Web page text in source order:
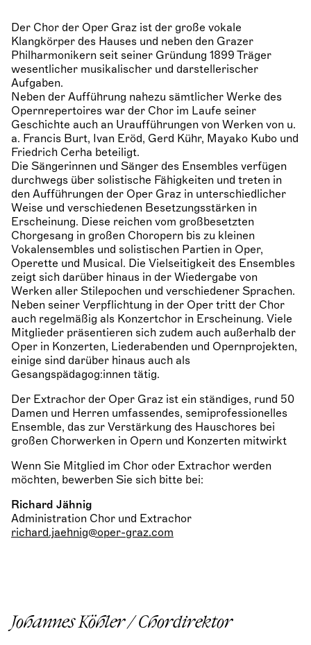
Der Chor der Oper Graz ist der große vokale
Klangkörper des Hauses und neben den Grazer
Philharmonikern seit seiner Gründung 1899 Träger
wesentlicher musikalischer und darstellerischer
Aufgaben.
Neben der Aufführung nahezu sämtlicher Werke des
Opernrepertoires war der Chor im Laufe seiner
Geschichte auch an Uraufführungen von Werken von u.
a. Francis Burt, Ivan Eröd, Gerd Kühr, Mayako Kubo und
Friedrich Cerha beteiligt.
Die Sängerinnen und Sänger des Ensembles verfügen
durchwegs über solistische Fähigkeiten und treten in
den Aufführungen der Oper Graz in unterschiedlicher
Weise und verschiedenen Besetzungsstärken in
Erscheinung. Diese reichen vom großbesetzten
Chorgesang in großen Choropern bis zu kleinen
Vokalensembles und solistischen Partien in Oper,
Operette und Musical. Die Vielseitigkeit des Ensembles
zeigt sich darüber hinaus in der Wiedergabe von
Werken aller Stilepochen und verschiedener Sprachen.
Neben seiner Verpflichtung in der Oper tritt der Chor
auch regelmäßig als Konzertchor in Erscheinung. Viele
Mitglieder präsentieren sich zudem auch außerhalb der
Oper in Konzerten, Liederabenden und Opernprojekten,
einige sind darüber hinaus auch als
Gesangspädagog:innen tätig.
Der Extrachor der Oper Graz ist ein ständiges, rund 50
Damen und Herren umfassendes, semiprofessionelles
Ensemble, das zur Verstärkung des Hauschores bei
großen Chorwerken in Opern und Konzerten mitwirkt
Wenn Sie Mitglied im Chor oder Extrachor werden
möchten, bewerben Sie sich bitte bei:
Richard Jähnig
Administration Chor und Extrachor
richard.jaehnig@oper-graz.com
Johannes Köhler / Chordirektor